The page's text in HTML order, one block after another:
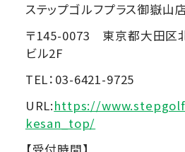
ステップゴルフプラス御嶽山
〒145-0073 東京都大田区
ビル2F
TEL：03-6421-9725
URL:https://
kesan_top/